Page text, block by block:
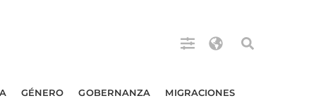
GÉNERO GOBERNANZA MIGRACIONES